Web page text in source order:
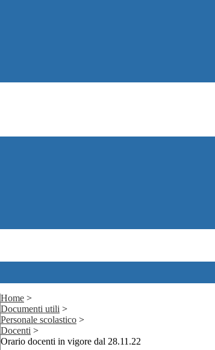
Home >
Documenti utili >
Personale scolastico >
Docenti >
Orario docenti in vigore dal 28.11.22